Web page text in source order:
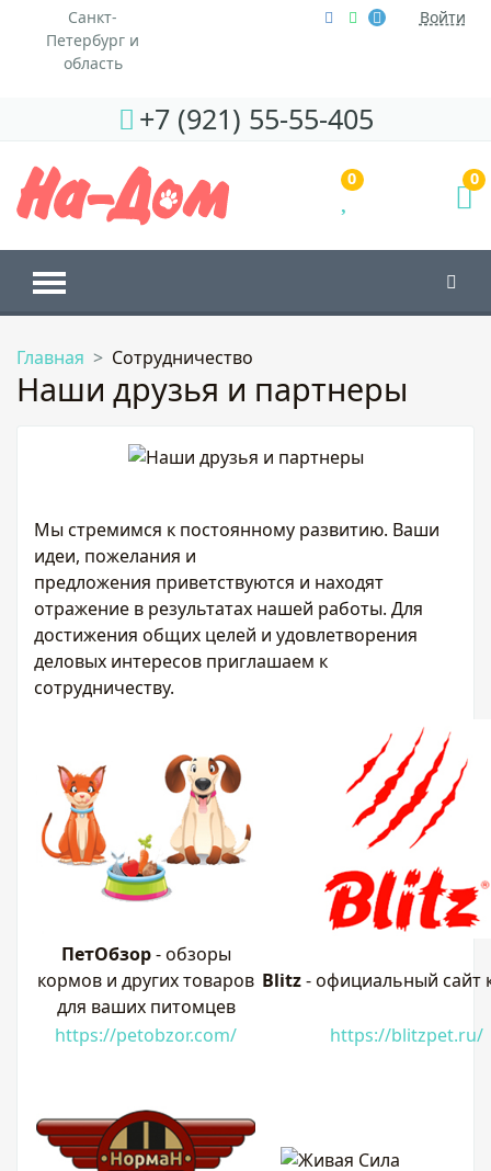
Санкт-
Петербург и
область
Войти
+7 (921) 55-55-405
0 0
Главная Сотрудничество
Наши друзья и партнеры
Мы стремимся к постоянному развитию. Ваши
идеи, пожелания и
предложения приветствуются и находят
отражение в результатах нашей работы. Для
достижения общих целей и удовлетворения
деловых интересов приглашаем к
сотрудничеству.
ПетОбзор- обзоры
кормов и других товаров
для ваших питомцев
Blitz-официальный сайт
https://petobzor.com/ https://blitzpet.ru/